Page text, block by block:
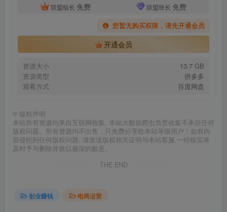
联盟组长 免费 联盟班长 免费
您暂无购买权限，请先开通会员
开通会员
资源大小
13.7 GB
资源类型
拼多多
观看方式
百度网盘
© 版权声明
本站所有资源均来自互联网收集, 本站大数据爬虫负责收集不承担任何
版权问题。所有资源均不出售，只免费分享给本站等级用户！如有内
容侵犯到任何版权问题, 请发送版权相关证明与本站客服,一经核实将
及时予与删除并致以最深的歉意。
THE END
创业赚钱 电商运营